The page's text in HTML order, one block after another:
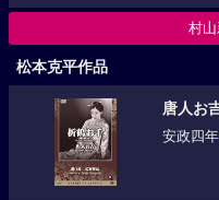
村
松本克平作品
唐人お
安政四